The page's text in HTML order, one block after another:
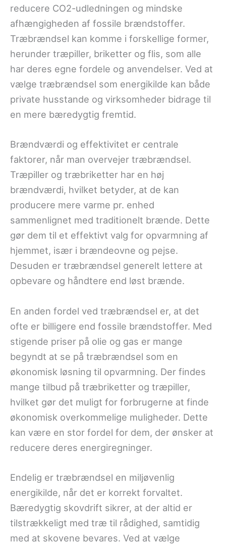
reducere CO2-udledningen og mindske
afhængigheden af fossile brændstoffer.
Træbrændsel kan komme i forskellige former,
herunder træpiller, briketter og flis, som alle
har deres egne fordele og anvendelser. Ved at
vælge træbrændsel som energikilde kan både
private husstande og virksomheder bidrage til
en mere bæredygtig fremtid.
Brændværdi og effektivitet er centrale
faktorer, når man overvejer træbrændsel.
Træpiller og træbriketter har en høj
brændværdi, hvilket betyder, at de kan
producere mere varme pr. enhed
sammenlignet med traditionelt brænde. Dette
gør dem til et effektivt valg for opvarmning af
hjemmet, især i brændeovne og pejse.
Desuden er træbrændsel generelt lettere at
opbevare og håndtere end løst brænde.
En anden fordel ved træbrændsel er, at det
ofte er billigere end fossile brændstoffer. Med
stigende priser på olie og gas er mange
begyndt at se på træbrændsel som en
økonomisk løsning til opvarmning. Der findes
mange tilbud på træbriketter og træpiller,
hvilket gør det muligt for forbrugerne at finde
økonomisk overkommelige muligheder. Dette
kan være en stor fordel for dem, der ønsker at
reducere deres energiregninger.
Endelig er træbrændsel en miljøvenlig
energikilde, når det er korrekt forvaltet.
Bæredygtig skovdrift sikrer, at der altid er
tilstrækkeligt med træ til rådighed, samtidig
med at skovene bevares. Ved at vælge